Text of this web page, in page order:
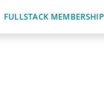
FULLSTACK MEMBERSHIP